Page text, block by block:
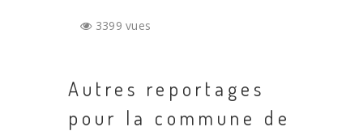
3399 vues
Autres reportages
pour la commune de